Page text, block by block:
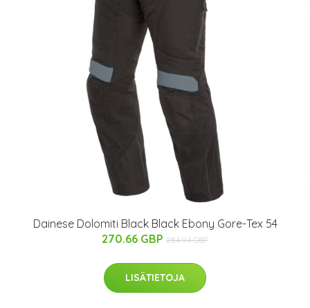
Dainese Dolomiti Black Black Ebony Gore-Tex 54
270.66 GBP 284.94 GBP
LISÄTIETOJA